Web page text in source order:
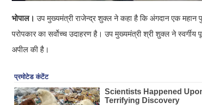
भोपाल।उप मुख्यमंत्री राजेन्द्र शुक्ल ने कहा है कि अंगदान एक
परोपकार का सर्वोच्च उदाहरण है। उप मुख्यमंत्री श्री शुक्ल ने
अपील की है।